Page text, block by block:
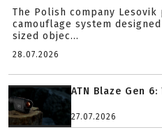
The Polish company Lesovik
camouflage system
sized objec...
28.07.2026
ATN Blaze Gen
27.07.2026